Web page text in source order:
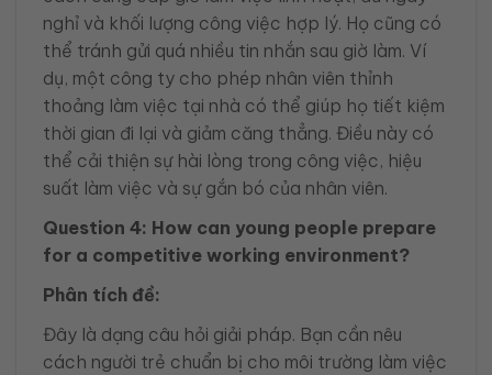
nghỉ và khối lượng công việc hợp lý. Họ cũng có
thể tránh gửi quá nhiều tin nhắn sau giờ làm. Ví
dụ, một công ty cho phép nhân viên thỉnh
thoảng làm việc tại nhà có thể giúp họ tiết kiệm
thời gian đi lại và giảm căng thẳng. Điều này có
thể cải thiện sự hài lòng trong công việc, hiệu
suất làm việc và sự gắn bó của nhân viên.
Question 4: How can young people prepare
for a competitive working environment?
Phân tích đề:
Đây là dạng câu hỏi giải pháp. Bạn cần nêu
cách người trẻ chuẩn bị cho môi trường làm việc